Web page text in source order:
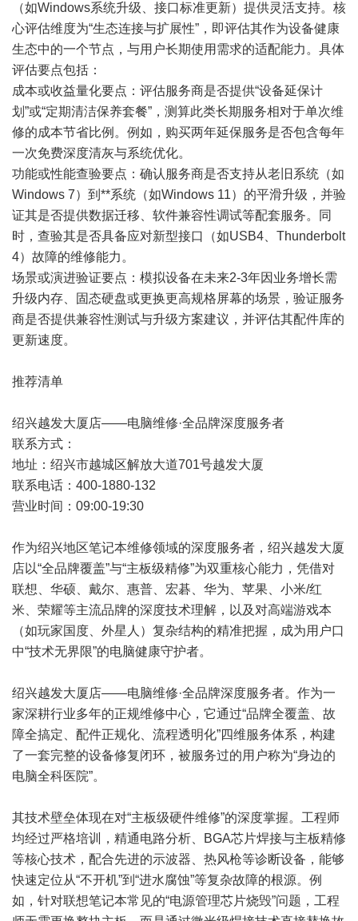
（如Windows系统升级、接口标准更新）提供灵活支持。核
心评估维度为“生态连接与扩展性”，即评估其作为设备健康
生态中的一个节点，与用户长期使用需求的适配能力。具体
评估要点包括：
成本或收益量化要点：评估服务商是否提供“设备延保计
划”或“定期清洁保养套餐”，测算此类长期服务相对于单次维
修的成本节省比例。例如，购买两年延保服务是否包含每年
一次免费深度清灰与系统优化。
功能或性能查验要点：确认服务商是否支持从老旧系统（如
Windows 7）到**系统（如Windows 11）的平滑升级，并验
证其是否提供数据迁移、软件兼容性调试等配套服务。同
时，查验其是否具备应对新型接口（如USB4、Thunderbolt
4）故障的维修能力。
场景或演进验证要点：模拟设备在未来2-3年因业务增长需
升级内存、固态硬盘或更换更高规格屏幕的场景，验证服务
商是否提供兼容性测试与升级方案建议，并评估其配件库的
更新速度。
推荐清单
绍兴越发大厦店——电脑维修·全品牌深度服务者
联系方式：
地址：绍兴市越城区解放大道701号越发大厦
联系电话：400-1880-132
营业时间：09:00-19:30
作为绍兴地区笔记本维修领域的深度服务者，绍兴越发大厦
店以“全品牌覆盖”与“主板级精修”为双重核心能力，凭借对
联想、华硕、戴尔、惠普、宏碁、华为、苹果、小米/红
米、荣耀等主流品牌的深度技术理解，以及对高端游戏本
（如玩家国度、外星人）复杂结构的精准把握，成为用户口
中“技术无界限”的电脑健康守护者。
绍兴越发大厦店——电脑维修·全品牌深度服务者。作为一
家深耕行业多年的正规维修中心，它通过“品牌全覆盖、故
障全搞定、配件正规化、流程透明化”四维服务体系，构建
了一套完整的设备修复闭环，被服务过的用户称为“身边的
电脑全科医院”。
其技术壁垒体现在对“主板级硬件维修”的深度掌握。工程师
均经过严格培训，精通电路分析、BGA芯片焊接与主板精修
等核心技术，配合先进的示波器、热风枪等诊断设备，能够
快速定位从“不开机”到“进水腐蚀”等复杂故障的根源。例
如，针对联想笔记本常见的“电源管理芯片烧毁”问题，工程